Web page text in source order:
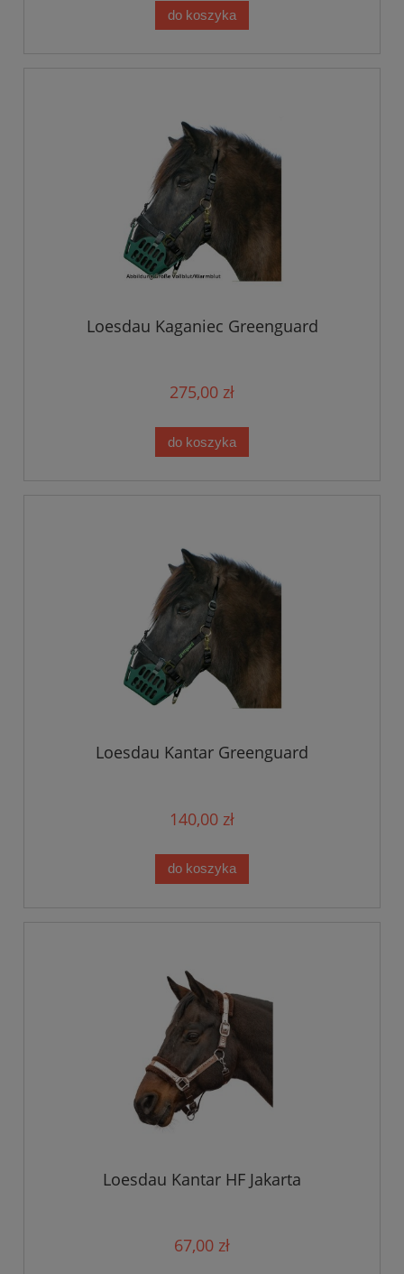
do koszyka
Loesdau Kaganiec Greenguard
275,00 zł
do koszyka
Loesdau Kantar Greenguard
140,00 zł
do koszyka
Loesdau Kantar HF Jakarta
67,00 zł